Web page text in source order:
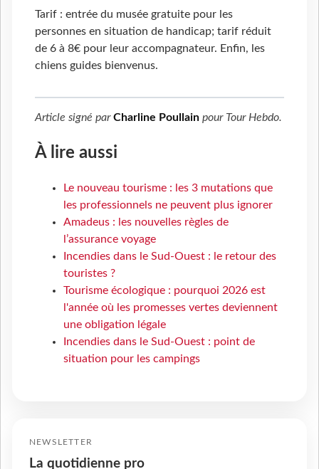
Tarif : entrée du musée gratuite pour les
personnes en situation de handicap; tarif réduit
de 6 à 8€ pour leur accompagnateur. Enfin, les
chiens guides bienvenus.
Article signé parCharline Poullain pour Tour Hebdo.
À lire aussi
Le nouveau tourisme : les 3 mutations que
les professionnels ne peuvent plus ignorer
Amadeus : les nouvelles règles de
l’assurance voyage
Incendies dans le Sud-Ouest : le retour des
touristes ?
Tourisme écologique : pourquoi 2026 est
l'année où les promesses vertes deviennent
une obligation légale
Incendies dans le Sud-Ouest : point de
situation pour les campings
NEWSLETTER
La quotidienne pro